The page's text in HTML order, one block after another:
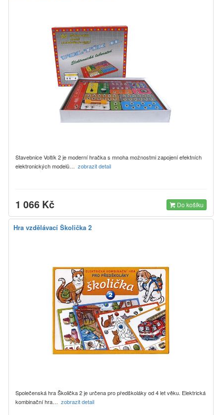
Stavebnice Voltík 2 je moderní hračka s mnoha možnostmi zapojení efektních
elektronických modelů… zobrazit detail
1 066 Kč Do košíku
Hra vzdělávací Školička 2
Společenská hra Školička 2 je určena pro předškoláky od 4 let věku. Elektrická
kombinační hra… zobrazit detail